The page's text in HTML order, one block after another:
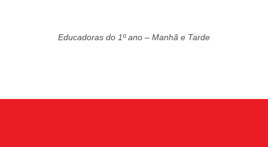
Educadoras do 1º ano – Manhã e Tarde